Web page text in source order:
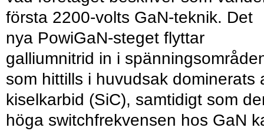
första 2200-volts GaN-teknik. Det
nya PowiGaN-steget flyttar
galliumnitrid in i
som hittills i huvudsak dominerats
kiselkarbid (SiC), samtidigt som
höga switchfrekvensen hos GaN